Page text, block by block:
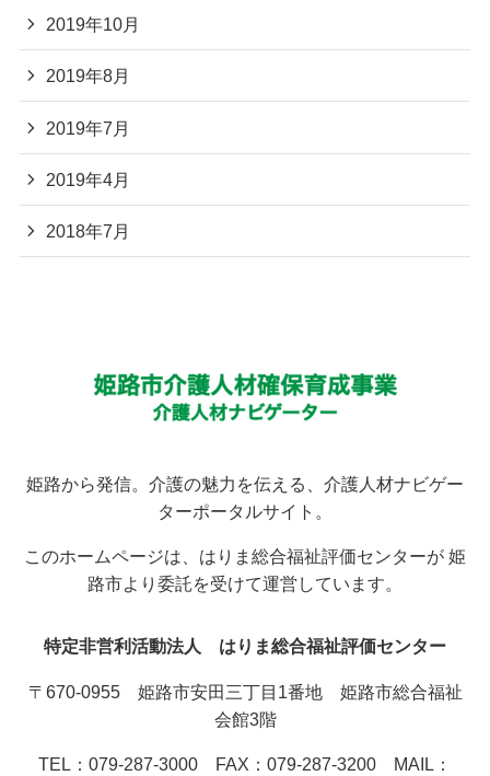
2019年10月
2019年8月
2019年7月
2019年4月
2018年7月
姫路から発信。介護の魅力を伝える、介護人材ナビゲー
ターポータルサイト。
このホームページは、はりま総合福祉評価センターが 姫
路市より委託を受けて運営しています。
特定非営利活動法人 はりま総合福祉評価センター
〒670-0955 姫路市安田三丁目1番地 姫路市総合福祉
会館3階
TEL：079-287-3000 FAX：079-287-3200 MAIL：